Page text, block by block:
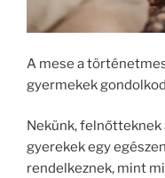
A mese a
gyermekek
Nekünk, felnőtteknek
gyerekek egy
rendelkeznek, mint